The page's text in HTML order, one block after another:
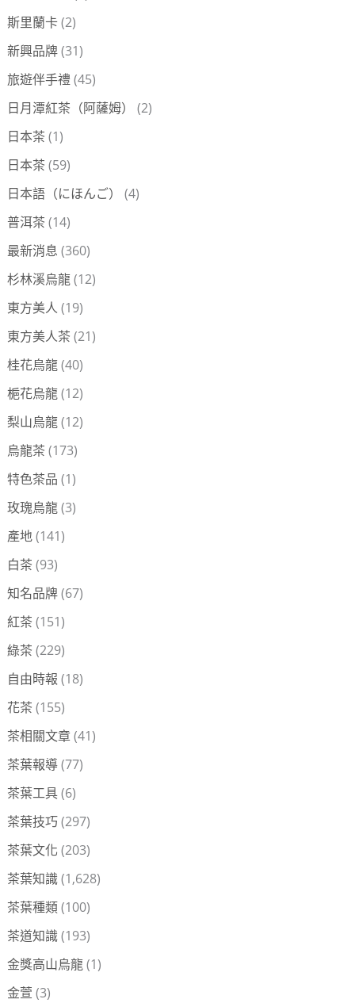
斯里蘭卡(2)
新興品牌(31)
旅遊伴手禮(45)
日月潭紅茶（阿薩姆）
(2)
日本茶 (1)
日本茶 (59)
日本語（にほんご）
(4)
普洱茶 (14)
最新消息 (360)
杉林溪烏龍(12)
東方美人 (19)
東方美人茶 (21)
桂花烏龍(40)
梔花烏龍(12)
梨山烏龍(12)
烏龍茶 (173)
特色茶品 (1)
玫瑰烏龍(3)
產地(141)
白茶 (93)
知名品牌(67)
紅茶 (151)
綠茶 (229)
自由時報 (18)
花茶 (155)
茶相關文章(41)
茶葉報導(77)
茶葉工具(6)
茶葉技巧(297)
茶葉文化 (203)
茶葉知識(1,628)
茶葉種類(100)
茶道知識(193)
金獎高山烏龍(1)
金萱 (3)